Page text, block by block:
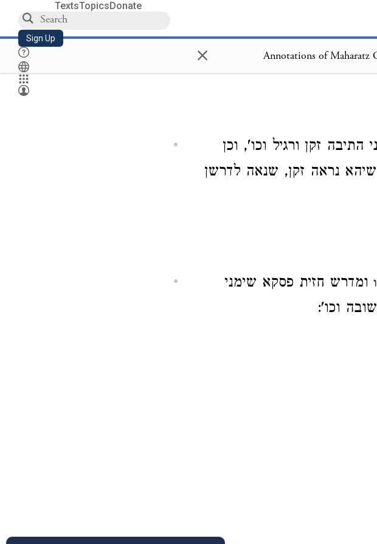
TextsTopicsDonate
Sign Up × Annotations of Maharatz
התיבה זקן ורגיל וכו', וכן
נראה זקן, שנאה לדרשן
ומדרש חזית פסקא שימני
וכו':